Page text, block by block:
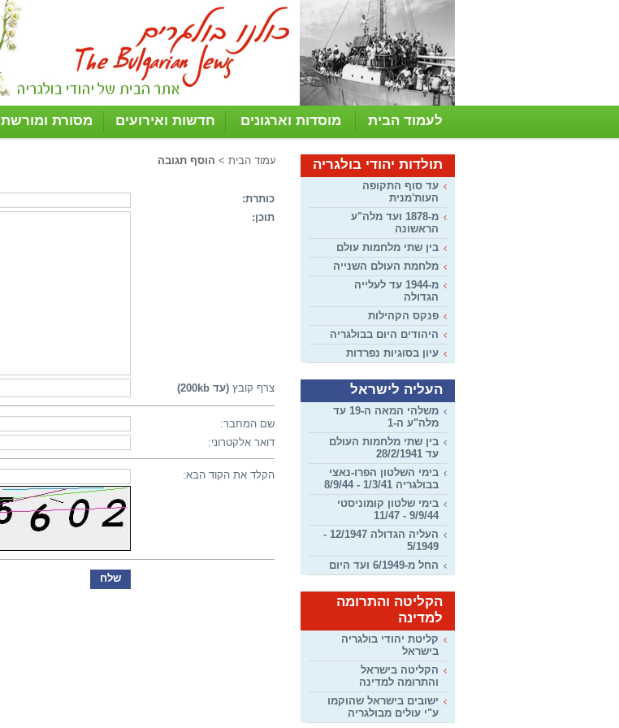
לעמוד הבית מוסדות וארגונים חדשות ואירועים מסורת ומורשת
תולדות יהודי בולגריה
עד סוף התקופה
העות'מנית
מ-1878 ועד מלה"ע
הראשונה
בין שתי מלחמות עולם
מלחמת העולם השנייה
מ-1944 עד לעלייה
הגדולה
פנקס הקהילות
היהודים היום בבולגריה
עיון בסוגיות נפרדות
העליה לישראל
משלהי המאה ה-19 עד
מלה"ע ה-1
בין שתי מלחמות העולם
עד 28/2/1941
בימי השלטון הפרו-נאצי
בבולגריה 1/3/41 - 8/9/44
בימי שלטון קומוניסטי
9/9/44 - 11/47
העליה הגדולה 12/1947 -
5/1949
החל מ-6/1949 ועד היום
הקליטה והתרומה
למדינה
קליטת יהודי בולגריה
בישראל
הקליטה בישראל
והתרומה למדינה
ישובים בישראל שהוקמו
ע"י עולים מבולגריה
עמוד הבית > הוסף תגובה
כותרת:
תוכן:
צרף קובץ (עד 200kb)
שם המחבר:
דואר אלקטרוני:
הקלד את הקוד הבא: